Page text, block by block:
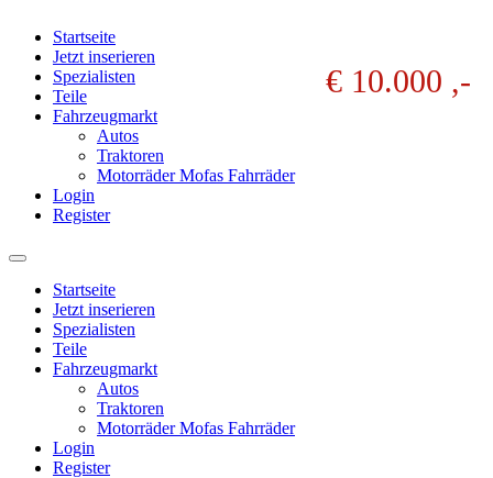
Startseite
Jetzt inserieren
Spezialisten
Teile
Fahrzeugmarkt
Autos
Traktoren
Motorräder Mofas Fahrräder
Login
Register
Startseite
Jetzt inserieren
Spezialisten
Teile
Fahrzeugmarkt
Autos
Traktoren
Motorräder Mofas Fahrräder
Login
Register
€ 10.000 ,-